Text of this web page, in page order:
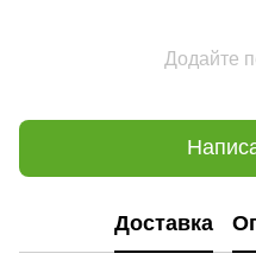
Додайте
Доставка